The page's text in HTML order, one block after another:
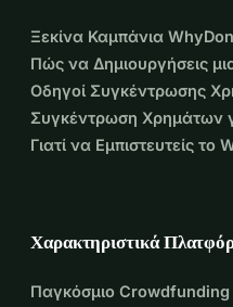
Ξεκίνα Καμπάνια
Πώς να Δημιουργήσεις
Οδηγοί Συγκέντρωσης
Συγκέντρωση Χρημάτων
Γιατί να Εμπιστευτείς το
Χαρακτηριστικά
Παγκόσμιο Crowdfunding